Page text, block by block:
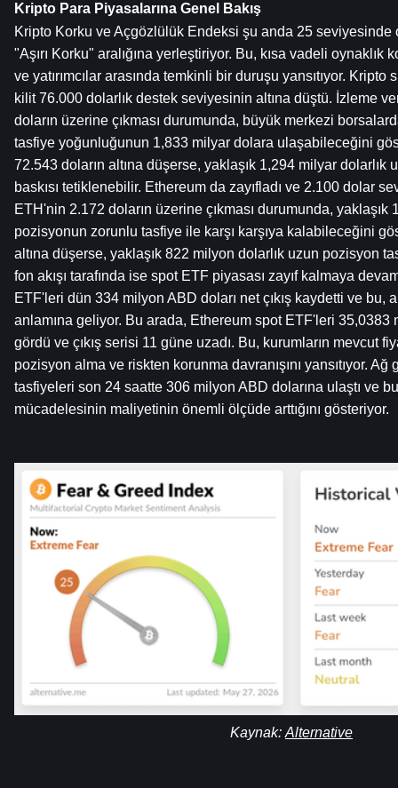
Kripto Para Piyasalarına Genel Bakış
Kripto Korku ve Açgözlülük Endeksi şu anda 25 seviyesinde
"Aşırı Korku" aralığına yerleştiriyor. Bu, kısa vadeli
ve yatırımcılar arasında temkinli bir duruşu yansıtıyor.
kilit 76.000 dolarlık destek seviyesinin altına düştü. İzleme
doların üzerine çıkması durumunda, büyük merkezi
tasfiye yoğunluğunun 1,833 milyar dolara ulaşabileceğini
72.543 doların altına düşerse, yaklaşık 1,294 milyar dolarlık
baskısı tetiklenebilir. Ethereum da zayıfladı ve 2.100 dolar
ETH'nin 2.172 doların üzerine çıkması durumunda, yaklaşık
pozisyonun zorunlu tasfiye ile karşı karşıya kalabileceğini
altına düşerse, yaklaşık 822 milyon dolarlık uzun pozisyon
fon akışı tarafında ise spot ETF piyasası zayıf kalmaya
ETF'leri dün 334 milyon ABD doları net çıkış kaydetti ve bu,
anlamına geliyor. Bu arada, Ethereum spot ETF'leri 35,0383
gördü ve çıkış serisi 11 güne uzadı. Bu, kurumların mevcut
pozisyon alma ve riskten korunma davranışını yansıtıyor.
tasfiyeleri son 24 saatte 306 milyon ABD dolarına ulaştı ve
mücadelesinin maliyetinin önemli ölçüde arttığını gösteriyor.
Kaynak: Alternative